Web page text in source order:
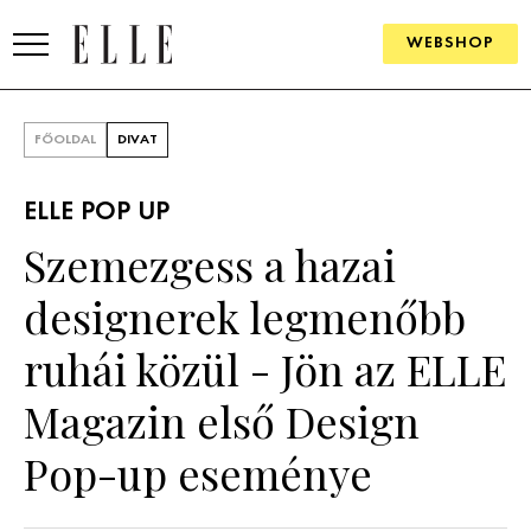
WEBSHOP
SZÉPSÉG
ÉLETMÓD
FŐOLDAL DIVAT
ELLE POP UP
Szemezgess a hazai
designerek legmenőbb
ruhái közül - Jön az ELLE
Magazin első Design
Pop-up eseménye